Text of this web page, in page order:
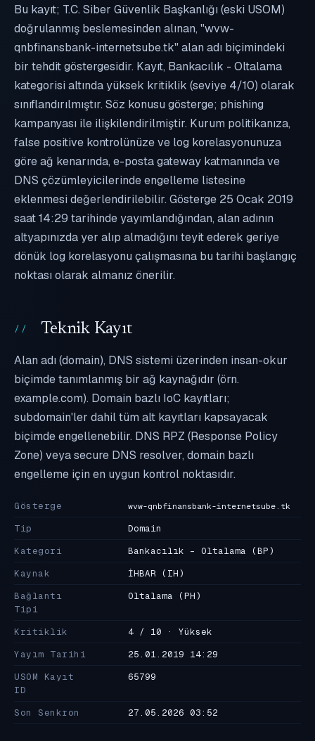
Bu kayıt; T.C. Siber Güvenlik Başkanlığı (eski USOM)
doğrulanmış beslemesinden alınan, "wvw-
qnbfinansbank-internetsube.tk" alan adı biçimindeki
bir tehdit göstergesidir. Kayıt, Bankacılık - Oltalama
kategorisi altında yüksek kritiklik (seviye 4/10) olarak
sınıflandırılmıştır. Söz konusu gösterge; phishing
kampanyası ile ilişkilendirilmiştir. Kurum politikanıza,
false positive kontrolünüze ve log korelasyonunuza
göre ağ kenarında, e-posta gateway katmanında ve
DNS çözümleyicilerinde engelleme listesine
eklenmesi değerlendirilebilir. Gösterge 25 Ocak 2019
saat 14:29 tarihinde yayımlandığından, alan adının
altyapınızda yer alıp almadığını teyit ederek geriye
dönük log korelasyonu çalışmasına bu tarihi başlangıç
noktası olarak almanız önerilir.
Teknik Kayıt
Alan adı (domain), DNS sistemi üzerinden insan-okur
biçimde tanımlanmış bir ağ kaynağıdır (örn.
example.com). Domain bazlı IoC kayıtları;
subdomain'ler dahil tüm alt kayıtları kapsayacak
biçimde engellenebilir. DNS RPZ (Response Policy
Zone) veya secure DNS resolver, domain bazlı
engelleme için en uygun kontrol noktasıdır.
Gösterge wvw-qnbfinansbank-internetsube.tk
Tip
Domain
Kategori
Bankacılık - Oltalama (BP)
Kaynak
İHBAR (IH)
Bağlantı
Tipi
Oltalama (PH)
Kritiklik
4 / 10 · Yüksek
Yayım Tarihi
25.01.2019 14:29
USOM Kayıt
ID
65799
Son Senkron 27.05.2026 03:52